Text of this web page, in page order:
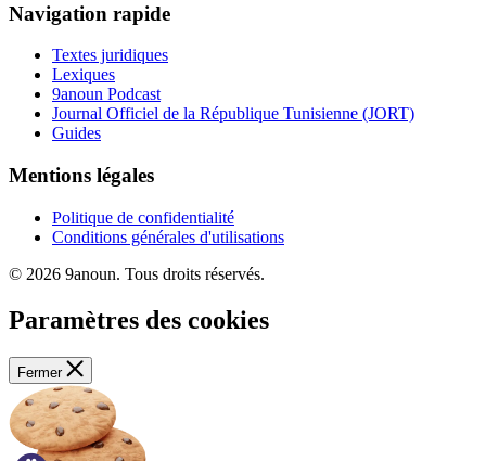
Navigation rapide
Textes juridiques
Lexiques
9anoun Podcast
Journal Officiel de la République Tunisienne (JORT)
Guides
Mentions légales
Politique de confidentialité
Conditions générales d'utilisations
© 2026 9anoun. Tous droits réservés.
Paramètres des cookies
Fermer